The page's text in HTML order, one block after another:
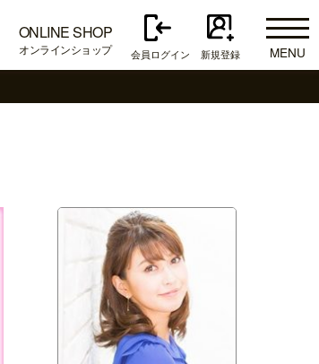
ONLINE SHOP
オンラインショップ 会員ログイン 新規登録
MENU